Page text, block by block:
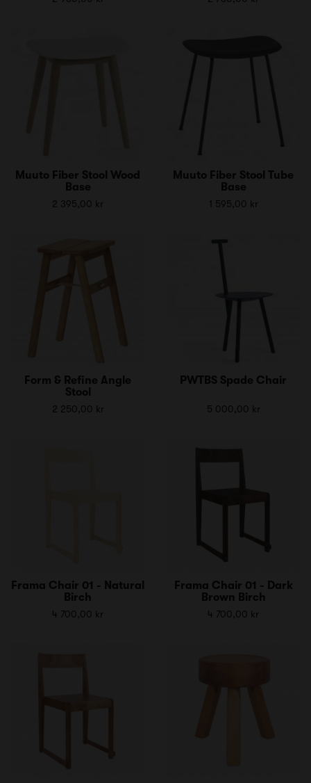
Muuto Fiber Stool Wood
Base
2 395,00 kr
Muuto Fiber Stool Tube
Base
1 595,00 kr
Form & Refine Angle
Stool
2 250,00 kr
PWTBS Spade Chair
5 000,00 kr
Frama Chair 01 - Natural
Birch
4 700,00 kr
Frama Chair 01 - Dark
Brown Birch
4 700,00 kr